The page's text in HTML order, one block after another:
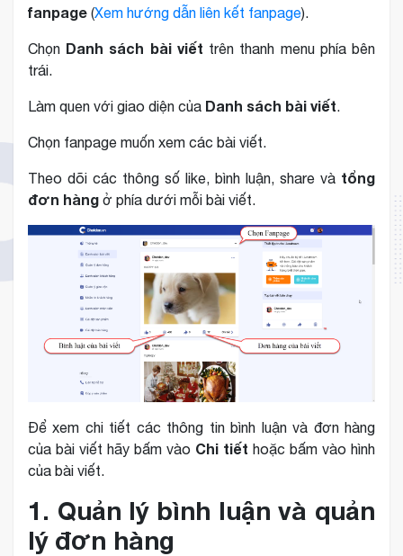
Hướng dẫn liên kết Giao Hàng Tiết Kiêm với Chốt
Hướng dẫn liên kết giao hàng J&T với Chốt Đơn
fanpage (Xem hướng dẫn liên kết fanpage).
Chọn Danh sách bài viết trên thanh menu phía bên
trái.
Làm quen với giao diện của Danh sách bài viết.
Chọn fanpage muốn xem các bài viết.
Theo dõi các thông số like, bình luận, share và tổng
đơn hàng ở phía dưới mỗi bài viết.
Để xem chi tiết các thông tin bình luận và đơn hàng
của bài viết hãy bấm vào Chi tiết hoặc bấm vào hình
của bài viết.
1. Quản lý bình luận và quản
lý đơn hàng